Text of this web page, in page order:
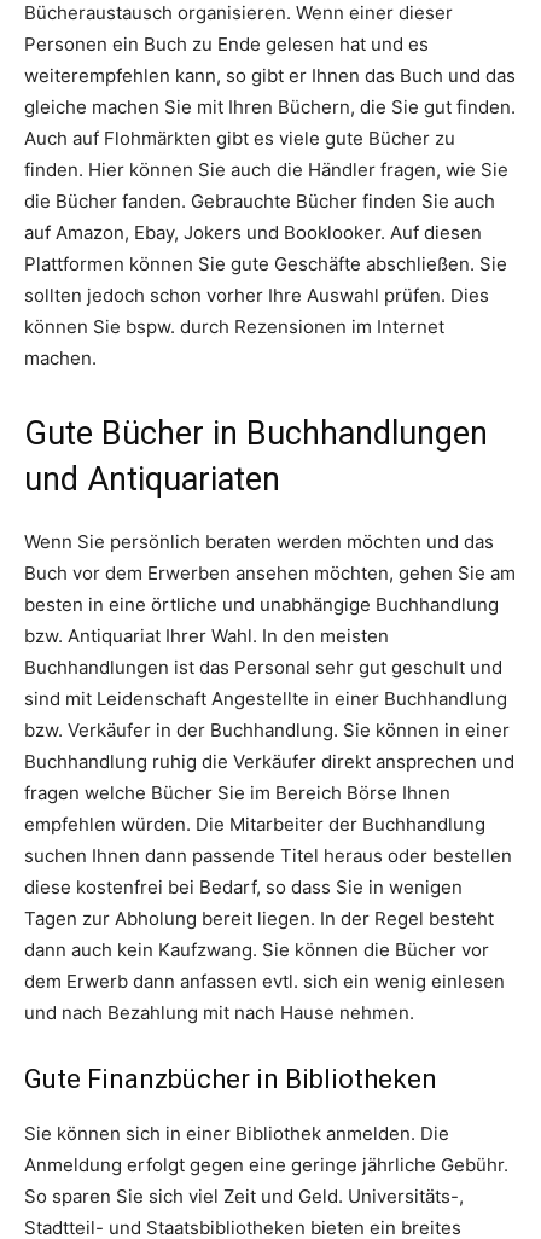
Bücheraustausch organisieren. Wenn einer dieser
Personen ein Buch zu Ende gelesen hat und es
weiterempfehlen kann, so gibt er Ihnen das Buch und das
gleiche machen Sie mit Ihren Büchern, die Sie gut finden.
Auch auf Flohmärkten gibt es viele gute Bücher zu
finden. Hier können Sie auch die Händler fragen, wie Sie
die Bücher fanden. Gebrauchte Bücher finden Sie auch
auf Amazon, Ebay, Jokers und Booklooker. Auf diesen
Plattformen können Sie gute Geschäfte abschließen. Sie
sollten jedoch schon vorher Ihre Auswahl prüfen. Dies
können Sie bspw. durch Rezensionen im Internet
machen.
Gute Bücher in Buchhandlungen
und Antiquariaten
Wenn Sie persönlich beraten werden möchten und das
Buch vor dem Erwerben ansehen möchten, gehen Sie am
besten in eine örtliche und unabhängige Buchhandlung
bzw. Antiquariat Ihrer Wahl. In den meisten
Buchhandlungen ist das Personal sehr gut geschult und
sind mit Leidenschaft Angestellte in einer Buchhandlung
bzw. Verkäufer in der Buchhandlung. Sie können in einer
Buchhandlung ruhig die Verkäufer direkt ansprechen und
fragen welche Bücher Sie im Bereich Börse Ihnen
empfehlen würden. Die Mitarbeiter der Buchhandlung
suchen Ihnen dann passende Titel heraus oder bestellen
diese kostenfrei bei Bedarf, so dass Sie in wenigen
Tagen zur Abholung bereit liegen. In der Regel besteht
dann auch kein Kaufzwang. Sie können die Bücher vor
dem Erwerb dann anfassen evtl. sich ein wenig einlesen
und nach Bezahlung mit nach Hause nehmen.
Gute Finanzbücher in Bibliotheken
Sie können sich in einer Bibliothek anmelden. Die
Anmeldung erfolgt gegen eine geringe jährliche Gebühr.
So sparen Sie sich viel Zeit und Geld. Universitäts-,
Stadtteil- und Staatsbibliotheken bieten ein breites